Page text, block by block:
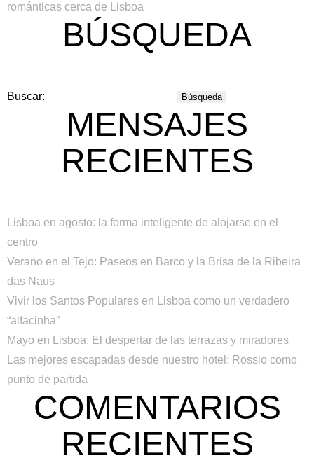
románticas cerca de Lisboa
BÚSQUEDA
Buscar:
MENSAJES
RECIENTES
Lisboa en agosto: la forma inteligente de alojarse en el
centro
Verano en el Tejo: Paseos en Barco y la Brisa de la Ribeira
das Naus
Vivir los Santos Populares en Lisboa como un verdadero
“alfacinha”
Mayo en Lisboa: El despertar de las terrazas y miradores
Las mejores escapadas desde nuestro hotel: Rossio como
punto de partida
COMENTARIOS
RECIENTES